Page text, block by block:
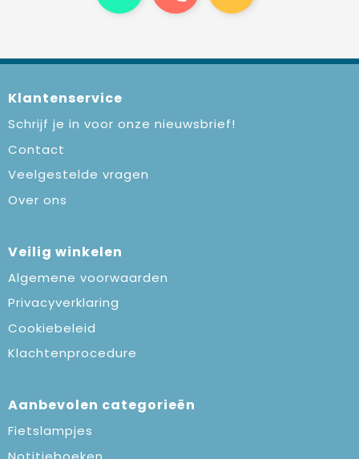
Klantenservice
Schrijf je in voor onze nieuwsbrief!
Contact
Veelgestelde vragen
Over ons
Veilig winkelen
Algemene voorwaarden
Privacyverklaring
Cookiebeleid
Klachtenprocedure
Aanbevolen categorieën
Fietslampjes